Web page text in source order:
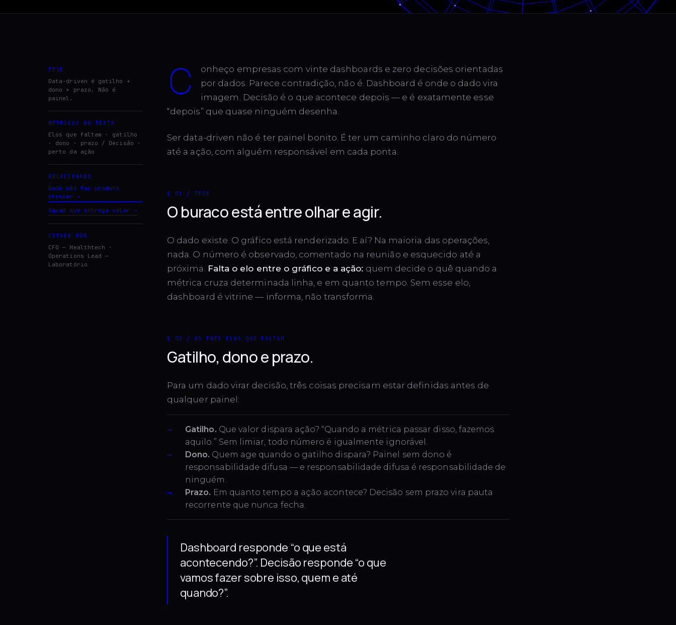
TESE
Data-driven é gatilho +
dono + prazo. Não é
painel.
MÉTRICAS NO TEXTO
Elos que faltam · gatilho
· dono · prazo / Decisão ·
perto da ação
RELACIONADO
Dado não faz produto
crescer
→
Squad que entrega valor →
CITADO POR
CFO — Healthtech ·
Operations Lead —
Laboratório
c
onheço empresas com vinte dashboards e zero decisões orientadas
por dados. Parece contradição, não é. Dashboard é onde o dado vira
imagem. Decisão é o que acontece depois — e é exatamente esse
“depois” que quase ninguém desenha.
Ser data-driven não é ter painel bonito. É ter um caminho claro do número
até a ação, com alguém responsável em cada ponta.
§ 01 / TESE
O buraco está entre olhar e agir.
O dado existe. O gráfico está renderizado. E aí? Na maioria das operações,
nada. O número é observado, comentado na reunião e esquecido até a
próxima. Falta o elo entre o gráfico e a ação: quem decide o quê quando a
métrica cruza determinada linha, e em quanto tempo. Sem esse elo,
dashboard é vitrine — informa, não transforma.
§ 02 / OS TRÊS ELOS QUE FALTAM
Gatilho, dono e prazo.
Para um dado virar decisão, três coisas precisam estar definidas antes de
qualquer painel:
Gatilho. Que valor dispara ação? “Quando a métrica passar disso, fazemos
aquilo.” Sem limiar, todo número é igualmente ignorável.
Dono. Quem age quando o gatilho dispara? Painel sem dono é
responsabilidade difusa — e responsabilidade difusa é responsabilidade de
ninguém.
Prazo. Em quanto tempo a ação acontece? Decisão sem prazo vira pauta
recorrente que nunca fecha.
Dashboard responde “o que está
acontecendo?”. Decisão responde “o que
vamos fazer sobre isso, quem e até
quando?”.